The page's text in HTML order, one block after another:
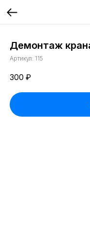
Демонтаж
Артикул: 115
300 ₽